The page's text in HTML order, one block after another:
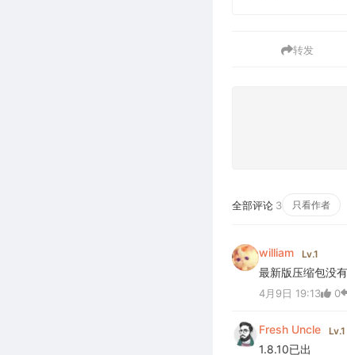
转发
全部评论 3 只看作者
william Lv.1
最新版压缩包没
4月9日 19:13 0
Fresh Uncle Lv.1
1.8.10已出